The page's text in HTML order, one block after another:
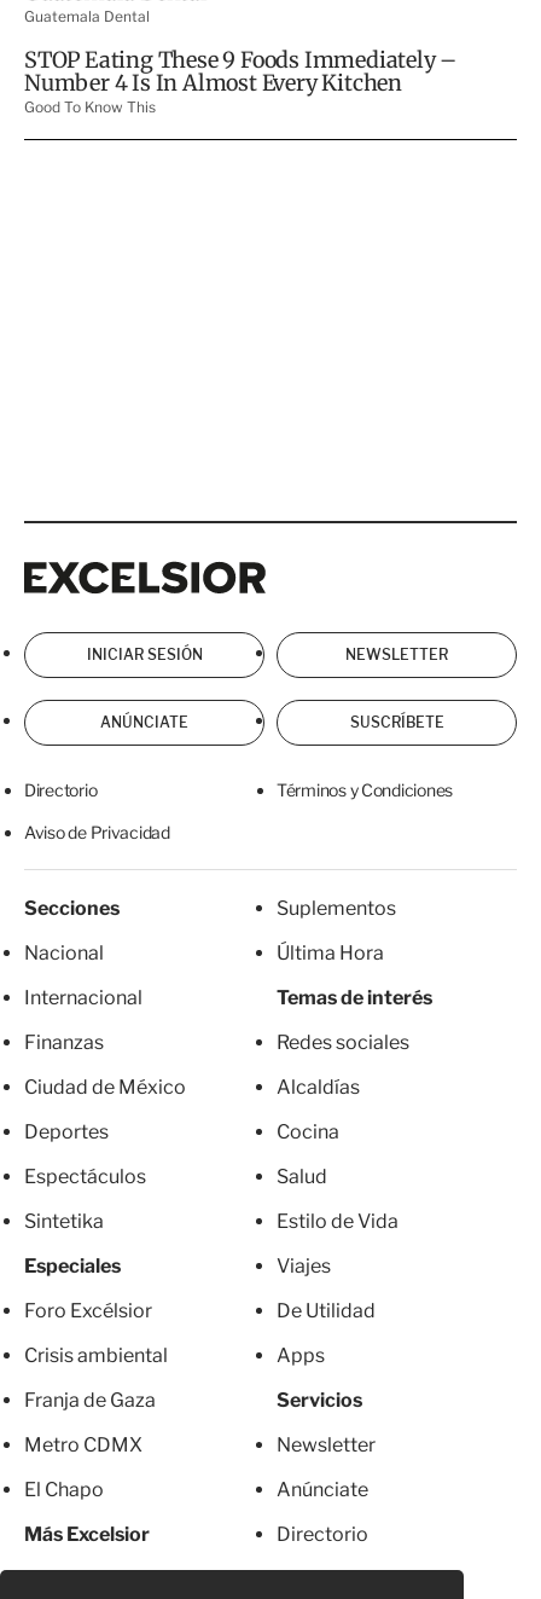
INICIAR SESIÓN NEWSLETTER
ANÚNCIATE SUSCRÍBETE
Directorio Términos y Condiciones
Aviso de Privacidad
Secciones
Nacional
Internacional
Finanzas
Ciudad de México
Deportes
Espectáculos
Sintetika
Especiales
Foro Excélsior
Crisis ambiental
Franja de Gaza
Metro CDMX
El Chapo
Más Excelsior
Suplementos
Última Hora
Temas de interés
Redes sociales
Alcaldías
Cocina
Salud
Estilo de Vida
Viajes
De Utilidad
Apps
Servicios
Newsletter
Anúnciate
Directorio